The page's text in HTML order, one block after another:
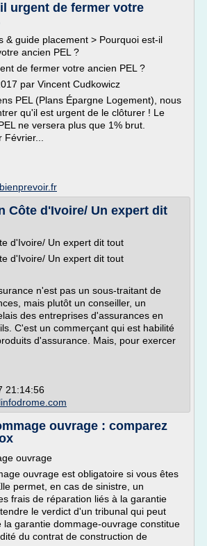
urgent de fermer votre
& guide placement > Pourquoi est-il
ancien PEL ?
de fermer votre ancien PEL ?
par Vincent Cudkowicz
PEL (Plans Épargne Logement), nous
qu'il est urgent de le clôturer ! Le
ne versera plus que 1% brut.
Côte d'Ivoire/ Un expert dit
d'Ivoire/ Un expert dit tout
d'Ivoire/ Un expert dit tout
n'est pas un sous-traitant de
mais plutôt un conseiller, un
des entreprises d'assurances en
C'est un commerçant qui est habilité
d'assurance. Mais, pour exercer
21:14:56
ouvrage : comparez
ouvrage
ouvrage est obligatoire si vous êtes
permet, en cas de sinistre, un
frais de réparation liés à la garantie
le verdict d'un tribunal qui peut
la garantie dommage-ouvrage constitue
du contrat de construction de